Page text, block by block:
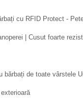
cu RFID Protect -
| Cusut foarte
bărbați de toate vârstele